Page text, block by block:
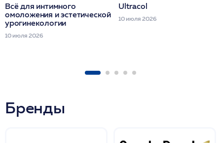
Всё для интимного
омоложения и эстетической
урогинекологии
10 июля 2026
Ultracol
10 июля 2026
Бренды